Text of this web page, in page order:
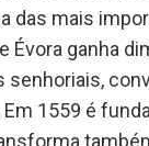
das mais
Évora ganha
senhoriais,
1559 é